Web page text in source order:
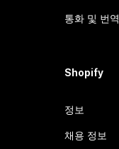
통화 및 번역
Shopify
정보
채용 정보